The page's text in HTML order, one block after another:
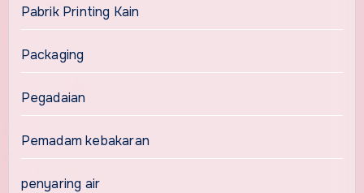
Pabrik Printing Kain
Packaging
Pegadaian
Pemadam kebakaran
penyaring air